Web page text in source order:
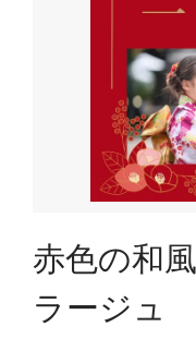
赤色の和
ラージュ